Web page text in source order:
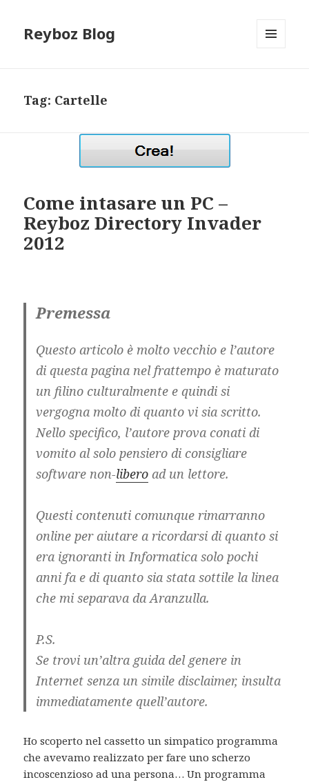
Reyboz Blog
Tag: Cartelle
Come intasare un PC –
Reyboz Directory Invader
2012
Premessa
Questo articolo è molto vecchio e l’autore
di questa pagina nel frattempo è maturato
un filino culturalmente e quindi si
vergogna molto di quanto vi sia scritto.
Nello specifico, l’autore prova conati di
vomito al solo pensiero di consigliare
software non-libero ad un lettore.
Questi contenuti comunque rimarranno
online per aiutare a ricordarsi di quanto si
era ignoranti in Informatica solo pochi
anni fa e di quanto sia stata sottile la linea
che mi separava da Aranzulla.
P.S.
Se trovi un’altra guida del genere in
Internet senza un simile disclaimer, insulta
immediatamente quell’autore.
Ho scoperto nel cassetto un simpatico programma
che avevamo realizzato per fare uno scherzo
incoscenzioso ad una persona… Un programma